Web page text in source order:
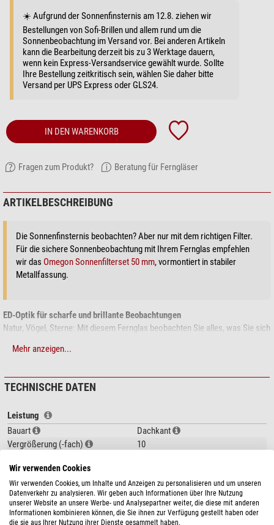
☀️ Aufgrund der Sonnenfinsternis am 12.8. ziehen wir
Bestellungen von Sofi-Brillen und allem rund um die
Sonnenbeobachtung im Versand vor. Bei anderen Artikeln
kann die Bearbeitung derzeit bis zu 3 Werktage dauern,
wenn kein Express-Versandservice gewählt wurde. Sollte
Ihre Bestellung zeitkritisch sein, wählen Sie daher bitte
Versand per UPS Express oder GLS24.
IN DEN WARENKORB
Fragen zum Produkt? Beratung für Ferngläser
ARTIKELBESCHREIBUNG
Die Sonnenfinsternis beobachten? Aber nur mit dem richtigen Filter.
Für die sichere Sonnenbeobachtung mit Ihrem Fernglas empfehlen
wir das Omegon Sonnenfilterset 50 mm, vormontiert in stabiler
Metallfassung.
ED-Optik für scharfe und brillante Beobachtungen
Natur, Vögel, Sterne: Mit diesem Fernglas beobachten Sie alles, was Sie sich
liefert erstaunlich klare Bilder mit mehr Kontrast. Dazu ein riesiges
2.0 bedeutet: Profibeobachtungen zum günstigen Preis.
Wasserdicht und beschlagfrei (Stickstoff-Füllung), damit Sie an Regen-
und Sonnentagen Beobachtungen genießen können
ED-Optik aus Spezialglas für weniger Farbränder und deutlich mehr
Kontrast und klare Blicke bei der Beobachtung
Antireflex-Vergütung und BAK4-Prisma, für helle und glasklare Bilder bis
in die Dämmerung
Extragroßes Sehfeld: Überblicken Sie einen riesigen Bereich - für mehr
WOW bei der Naturbeobachtung
Mehr anzeigen...
TECHNISCHE DATEN
Leistung
Bauart
Dachkant
Vergrößerung (-fach)
10
Austrittspupille (mm)
Augenabstand (mm)
18,1
Augenmuscheln
drehbar
Dioptrienausgleich (Dpt.)
-3
Wir verwenden Cookies
Wir verwenden Cookies, um Inhalte und Anzeigen zu personalisieren und um unseren
Datenverkehr zu analysieren. Wir geben auch Informationen über Ihre Nutzung
unserer Website an unsere Werbe- und Analysepartner weiter, die diese mit anderen
Informationen kombinieren können, die Sie ihnen zur Verfügung gestellt haben oder
die sie aus Ihrer Nutzung ihrer Dienste gesammelt haben.